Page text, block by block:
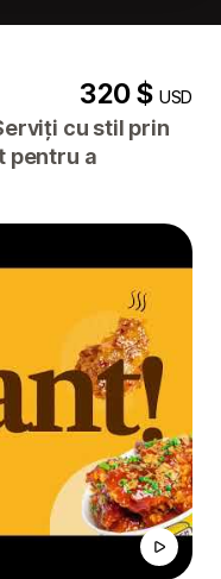
320 $USD
cu stil prin
pentru a